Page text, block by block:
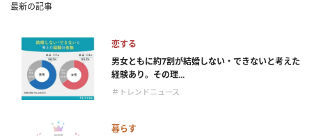
最新の記事
恋する
男女ともに約7割が結婚しない・できないと考えた
経験あり。その理...
＃トレンドニュース
暮らす